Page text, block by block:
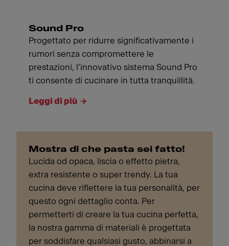
Sound Pro
Progettato per ridurre significativamente i
rumori senza compromettere le
prestazioni, l’innovativo sistema Sound Pro
ti consente di cucinare in tutta tranquillità.
Leggi di più
Mostra di che pasta sei fatto!
Lucida od opaca, liscia o effetto pietra,
extra resistente o super trendy. La tua
cucina deve riflettere la tua personalità, per
questo ogni dettaglio conta. Per
permetterti di creare la tua cucina perfetta,
la nostra gamma di materiali è progettata
per soddisfare qualsiasi gusto, abbinarsi a